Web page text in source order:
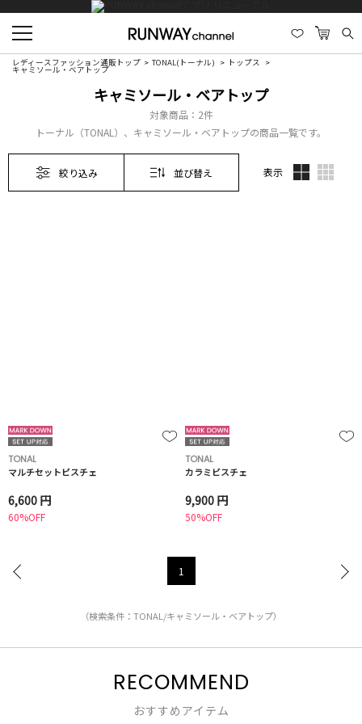
レディースファッション通販トップ TONAL(トーナル) トップス
キャミソール・ベアトップ
キャミソール・ベアトップ
対象商品： 2件
トーナル（TONAL）、キャミソール・ベアトップの商品一覧です。
絞り込み 並び替え 表示
TONAL
マルチセットビスチェ
6,600 円
60%OFF
TONAL
カラミビスチェ
9,900 円
50%OFF
1
（検索条件：TONAL/キャミソール・ベアトップ）
RECOMMEND
おすすめアイテム